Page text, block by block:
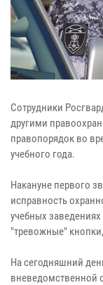
Сотрудники
другими
правопорядок во
учебного года.
Накануне первого
исправность
учебных
"тревожные"
На сегодняшний
вневедомственной